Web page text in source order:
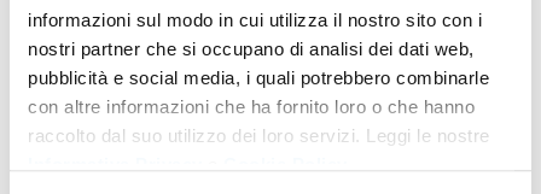
informazioni sul modo in cui utilizza il nostro sito con i
nostri partner che si occupano di analisi dei dati web,
pubblicità e social media, i quali potrebbero combinarle
con altre informazioni che ha fornito loro o che hanno
raccolto dal suo utilizzo dei loro servizi. Leggi le nostre
restituzione anticipata
Rassegna stampa MC 22 Dicembre 2022
Corte Costituzionale: il consumatore ha diritto alla